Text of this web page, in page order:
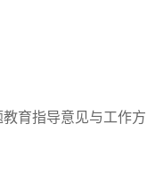
育指导意见与工作方